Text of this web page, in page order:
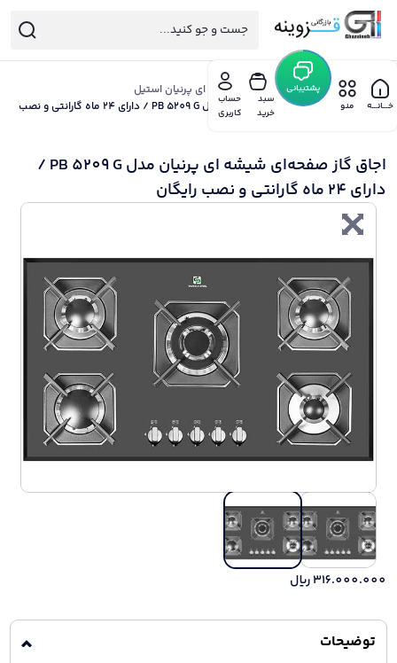
خـــانـــه منو
پشتیبانی
سبد
خرید
حساب
کاربری
خانه هود گاز سینک پرنیان/گاز صفحه ای پرنیان استیل
/ اجاق گاز صفحه‌ای شیشه ای پرنیان مدل PB 5209 G / دارای 24 ماه گارانتی و نصب
اجاق گاز صفحه‌ای شیشه ای پرنیان مدل PB 5209 G /
دارای 24 ماه گارانتی و نصب رایگان
316.000.000ریال
توضیحات